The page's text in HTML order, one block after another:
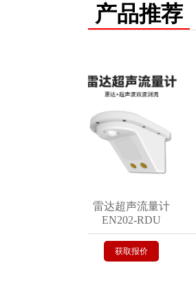
产品推荐
雷达超声流量计
EN202-RDU
获取报价